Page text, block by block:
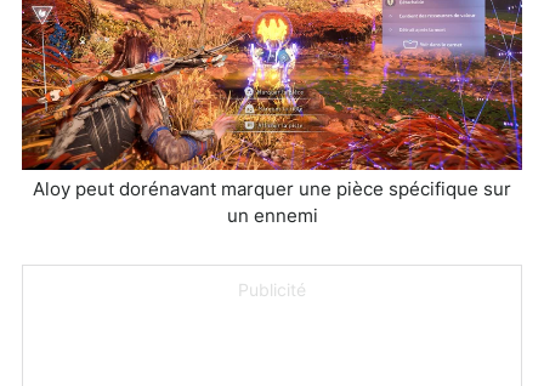
Aloy peut dorénavant marquer une pièce spécifique sur
un ennemi
Publicité